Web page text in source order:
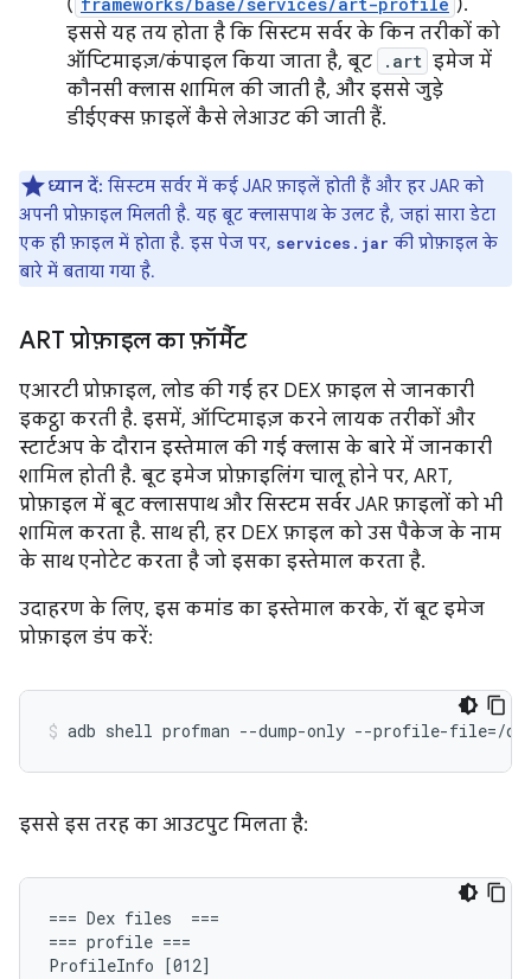
( frameworks/base/services/art-profile ).
इससे यह तय होता है कि सिस्टम सर्वर के किन तरीकों को
ऑप्टिमाइज़/कंपाइल किया जाता है, बूट
.art इमेज में
कौनसी क्लास शामिल की जाती है, और इससे जुड़े
डीईएक्स फ़ाइलें कैसे लेआउट की जाती हैं.
ध्यान दें: सिस्टम सर्वर में कई JAR फ़ाइलें होती हैं और हर JAR को
अपनी प्रोफ़ाइल मिलती है. यह बूट क्लासपाथ के उलट है, जहां सारा डेटा
एक ही फ़ाइल में होता है. इस पेज पर, services.jar की प्रोफ़ाइल के
बारे में बताया गया है.
ART प्रोफ़ाइल का फ़ॉर्मैट
एआरटी प्रोफ़ाइल, लोड की गई हर DEX फ़ाइल से जानकारी
इकट्ठा करती है. इसमें, ऑप्टिमाइज़ करने लायक तरीकों और
स्टार्टअप के दौरान इस्तेमाल की गई क्लास के बारे में जानकारी
शामिल होती है. बूट इमेज प्रोफ़ाइलिंग चालू होने पर, ART,
प्रोफ़ाइल में बूट क्लासपाथ और सिस्टम सर्वर JAR फ़ाइलों को भी
शामिल करता है. साथ ही, हर DEX फ़ाइल को उस पैकेज के नाम
के साथ एनोटेट करता है जो इसका इस्तेमाल करता है.
उदाहरण के लिए, इस कमांड का इस्तेमाल करके, रॉ बूट इमेज
प्रोफ़ाइल डंप करें:
adb shell profman --dump-only --profile-file=/
इससे इस तरह का आउटपुट मिलता है:
=== Dex files  ===
=== profile ===
ProfileInfo [012]